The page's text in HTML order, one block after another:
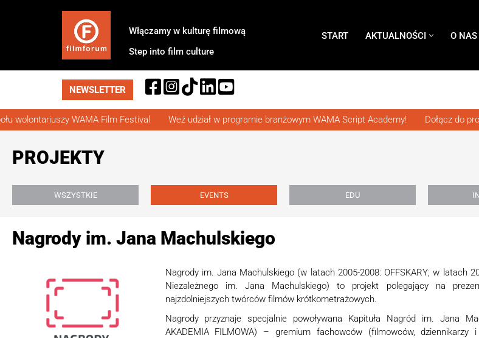
Włączamy w kulturę filmową
Step into film culture
START AKTUALNOŚCI O NAS
NEWSLETTER
wolontariuszy WAMA Film Festival Weź udział w programie branżowym WAMA Script Academy! Dołącz do
PROJEKTY
WSZYSTKIE EVENTS EDU
Nagrody im. Jana Machulskiego​
Nagrody im. Jana Machulskiego (w latach 2005-2008: OFFSKARY; w latach
Niezależnego im. Jana Machulskiego) to projekt polegający na
najzdolniejszych twórców filmów krótkometrażowych.
Nagrody przyznaje specjalnie powoływana Kapituła Nagród im. Jana
AKADEMIA FILMOWA) – gremium fachowców (filmowców, dziennikarzy